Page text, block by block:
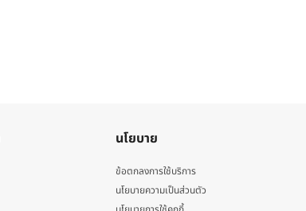
นโยบาย
ข้อตกลงการใช้บริการ
นโยบายความเป็นส่วนตัว